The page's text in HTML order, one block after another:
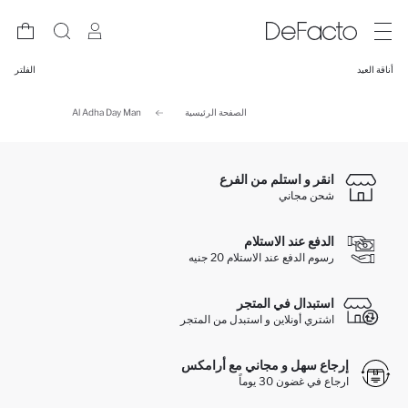
أناقة العيد الفلتر
الصفحة الرئيسية Al Adha Day Man
انقر و استلم من الفرع
شحن مجاني
الدفع عند الاستلام
رسوم الدفع عند الاستلام 20 جنيه
استبدال في المتجر
اشتري أونلاين و استبدل من المتجر
إرجاع سهل و مجاني مع أرامكس
ارجاع في غضون 30 يوماً